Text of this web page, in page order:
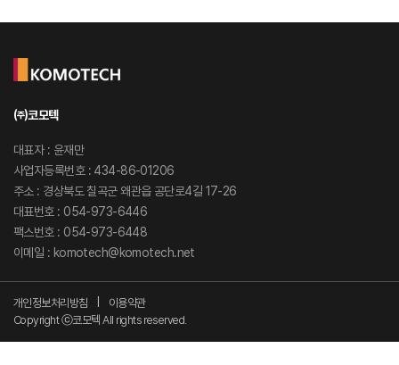
㈜코모텍
대표자 : 윤재만
사업자등록번호 : 434-86-01206
주소 : 경상북도 칠곡군 왜관읍 공단로4길 17-26
대표번호 : 054-973-6446
팩스번호 : 054-973-6448
이메일 : komotech@komotech.net
Copyright ⓒ코모텍 All rights reserved.
개인정보처리방침 이용약관